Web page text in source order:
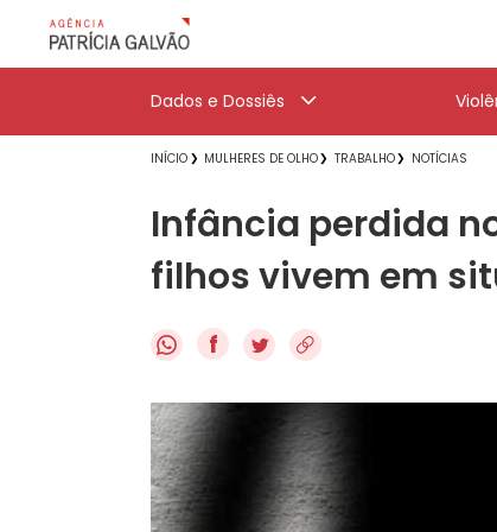
Dados e Dossiês
INÍCIO MULHERES DE OLHO TRABALHO NOTÍCIAS
Infância perdida
filhos vivem em
f